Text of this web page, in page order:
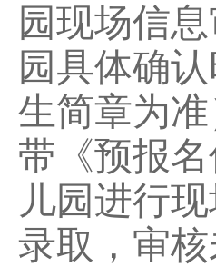
园现场信息
园具体确
生简章为
带 《预报
儿园进行
录取 ，审